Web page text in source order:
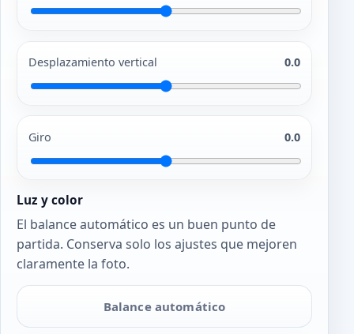
Desplazamiento vertical 0.0
Giro 0.0
Luz y color
El balance automático es un buen punto de
partida. Conserva solo los ajustes que mejoren
claramente la foto.
Balance automático